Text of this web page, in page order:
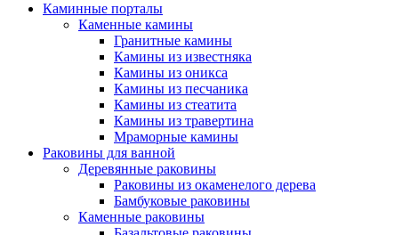
Каминные порталы
Каменные камины
Гранитные камины
Камины из известняка
Камины из оникса
Камины из песчаника
Камины из стеатита
Камины из травертина
Мраморные камины
Раковины для ванной
Деревянные раковины
Раковины из окаменелого дерева
Бамбуковые раковины
Каменные раковины